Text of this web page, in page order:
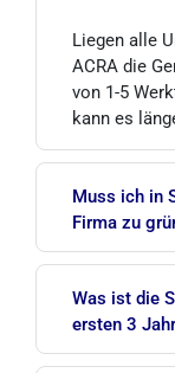
Liegen alle
ACRA die
von 1-5
kann es
Muss ich in
Firma zu
erforderlich.
mindestens
Direktor.
Was ist die
ersten 3